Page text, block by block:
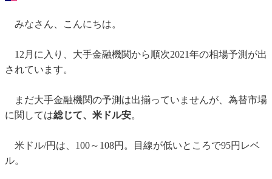
みなさん、こんにちは。
12月に入り、大手金融機関から順次2021年の相場予測が出
されています。
まだ大手金融機関の予測は出揃っていませんが、為替市場
に関しては総じて、米ドル安。
米ドル/円は、100～108円。目線が低いところで95円レベ
ル。